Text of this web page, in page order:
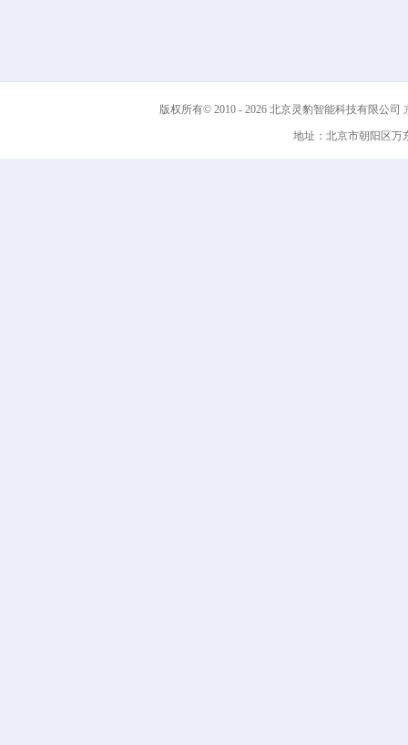
版权所有© 2010 - 2026 北京灵豹智能科技有限公司
地址：北京市朝阳区万